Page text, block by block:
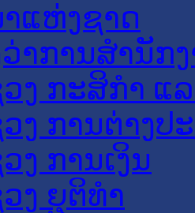
ແຫ່ງຊາດ
າການສຳນັກ
ງ ກະສິກຳ ແ
ງ ການຕ່າງປ
ງ ການເງິນ
ງ ຍຸຕິທໍາ